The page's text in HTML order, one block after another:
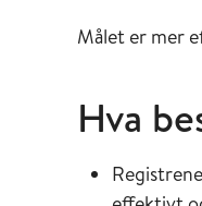
Målet er mer
Hva